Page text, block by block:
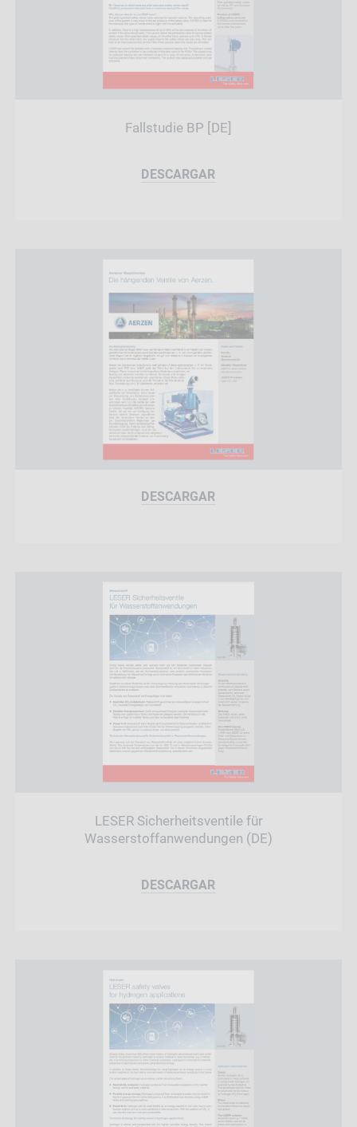
Fallstudie BP [DE]
DESCARGAR
DESCARGAR
LESER Sicherheitsventile für
Wasserstoffanwendungen (DE)
DESCARGAR